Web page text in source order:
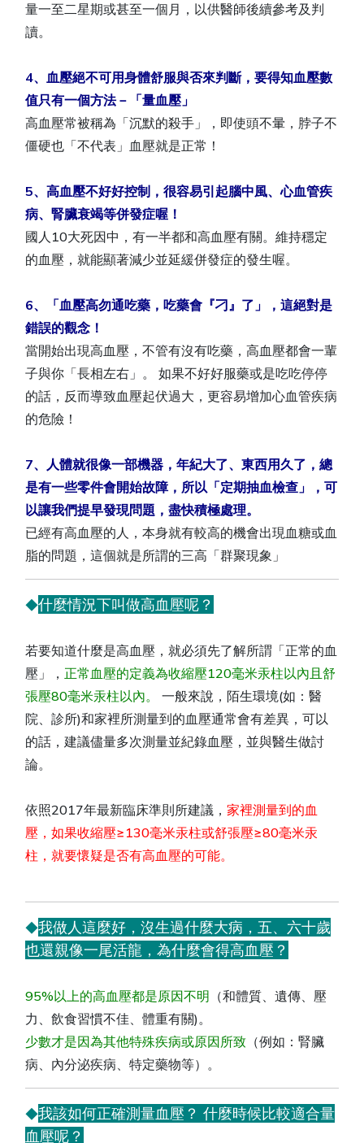
量一至二星期或甚至一個月，以供醫師後續參考及判
讀。
4、血壓絕不可用身體舒服與否來判斷，要得知血壓數
值只有一個方法－「量血壓」
高血壓常被稱為「沉默的殺手」，即使頭不暈，脖子不
僵硬也「不代表」血壓就是正常！
5、高血壓不好好控制，很容易引起腦中風、心血管疾
病、腎臟衰竭等併發症喔！
國人10大死因中，有一半都和高血壓有關。維持穩定
的血壓，就能顯著減少並延緩併發症的發生喔。
6、「血壓高勿通吃藥，吃藥會『刁』了」，這絕對是
錯誤的觀念！
當開始出現高血壓，不管有沒有吃藥，高血壓都會一輩
子與你「長相左右」。 如果不好好服藥或是吃吃停停
的話，反而導致血壓起伏過大，更容易增加心血管疾病
的危險！
7、人體就很像一部機器，年紀大了、東西用久了，總
是有一些零件會開始故障，所以「定期抽血檢查」，可
以讓我們提早發現問題，盡快積極處理。
已經有高血壓的人，本身就有較高的機會出現血糖或血
脂的問題，這個就是所謂的三高「群聚現象」
◆什麼情況下叫做高血壓呢？
若要知道什麼是高血壓，就必須先了解所謂「正常的血
壓」， 正常血壓的定義為收縮壓120毫米汞柱以內且舒
張壓80毫米汞柱以內。
一般來說，陌生環境(如：醫
院、診所)和家裡所測量到的血壓通常會有差異，可以
的話，建議儘量多次測量並紀錄血壓，並與醫生做討
論。
依照2017年最新臨床準則所建議，家裡測量到的血
壓，如果收縮壓≥130毫米汞柱或舒張壓≥80毫米汞
柱，就要懷疑是否有高血壓的可能。
◆我做人這麼好，沒生過什麼大病，五、六十歲
也還親像一尾活龍，為什麼會得高血壓？
95%以上的高血壓都是原因不明 （和體質、遺傳、壓
力、飲食習慣不佳、體重有關)。
少數才是因為其他特殊疾病或原因所致 （例如：腎臟
病、內分泌疾病、特定藥物等）。
◆我該如何正確測量血壓？ 什麼時候比較適合量
血壓呢？